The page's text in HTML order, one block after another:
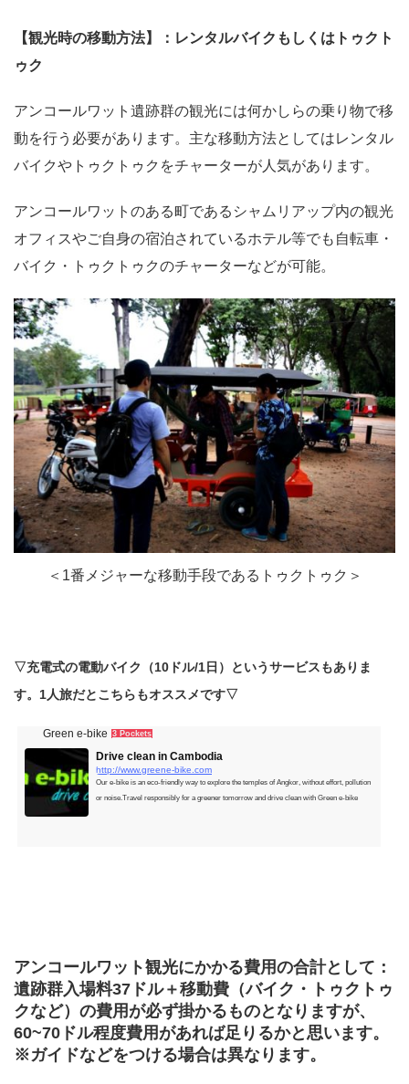
【観光時の移動方法】： レンタルバイクもしくはトゥクト
ゥク
アンコールワット遺跡群の観光には何かしらの乗り物で移
動を行う必要があります。主な移動方法としてはレンタル
バイクやトゥクトゥクをチャーターが人気があります。
アンコールワットのある町であるシャムリアップ内の観光
オフィスやご自身の宿泊されているホテル等でも自転車・
バイク・トゥクトゥクのチャーターなどが可能。
＜1番メジャーな移動手段であるトゥクトゥク＞
▽充電式の電動バイク（10ドル/1日）というサービスもありま
す。1人旅だとこちらもオススメです▽
Green e-bike 3 Pockets
Drive clean in Cambodia
http://www.greene-bike.com
Our e-bike is an eco-friendly way to explore the temples of Angkor, without effort, pollution
or noise.​Travel responsibly for a greener tomorrow and drive clean with Green e-bike
アンコールワット観光にかかる費用の合計として：
遺跡群入場料37ドル＋移動費（バイク・トゥクトゥ
クなど）の費用が必ず掛かるものとなりますが、
60~70ドル程度費用があれば足りるかと思います。
※ガイドなどをつける場合は異なります。